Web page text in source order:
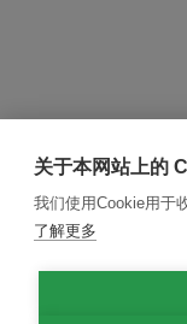
关于本网站上的
我们使用Cookie用于
了解更多